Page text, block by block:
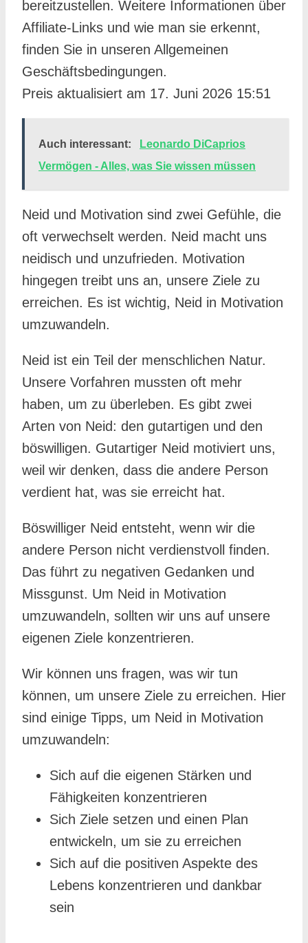
17. Juni 2026 15:51
Auch interessant:
Leonardo DiCaprios
Vermögen - Alles, was Sie wissen müssen
Neid und Motivation sind zwei Gefühle, die
oft verwechselt werden. Neid macht uns
neidisch und unzufrieden. Motivation
hingegen treibt uns an, unsere Ziele zu
erreichen. Es ist wichtig, Neid in Motivation
umzuwandeln.
Neid ist ein Teil der menschlichen Natur.
Unsere Vorfahren mussten oft mehr
haben, um zu überleben. Es gibt zwei
Arten von Neid: den gutartigen und den
böswilligen. Gutartiger Neid motiviert uns,
weil wir denken, dass die andere Person
verdient hat, was sie erreicht hat.
Böswilliger Neid entsteht, wenn wir die
andere Person nicht verdienstvoll finden.
Das führt zu negativen Gedanken und
Missgunst. Um Neid in Motivation
umzuwandeln, sollten wir uns auf unsere
eigenen Ziele konzentrieren.
Wir können uns fragen, was wir tun
können, um unsere Ziele zu erreichen. Hier
sind einige Tipps, um Neid in Motivation
umzuwandeln:
Sich auf die eigenen Stärken und
Fähigkeiten konzentrieren
Sich Ziele setzen und einen Plan
entwickeln, um sie zu erreichen
Sich auf die positiven Aspekte des
Lebens konzentrieren und dankbar
sein